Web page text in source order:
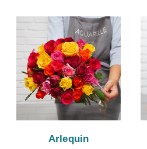
composition florale, à votre
votre cadeau plus personnel
une photo ou un message
Arlequin